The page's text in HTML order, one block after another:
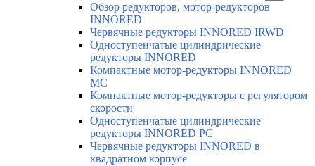
Обзор редукторов, мотор-редукторов
INNORED
Червячные редукторы INNORED IRWD
Одноступенчатые цилиндрические
редукторы INNORED
Компактные мотор-редукторы INNORED
MC
Компактные мотор-редукторы с регулятором
скорости
Одноступенчатые цилиндрические
редукторы INNORED PC
Червячные редукторы INNORED в
квадратном корпусе